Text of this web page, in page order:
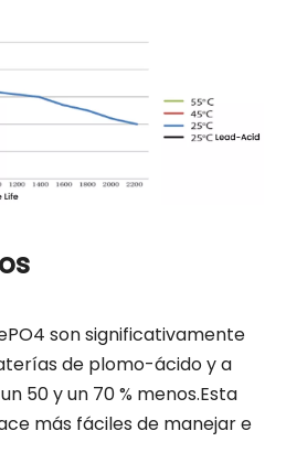
son significativamente
de plomo-ácido y a
50 y un 70 % menos.Esta
más fáciles de manejar e